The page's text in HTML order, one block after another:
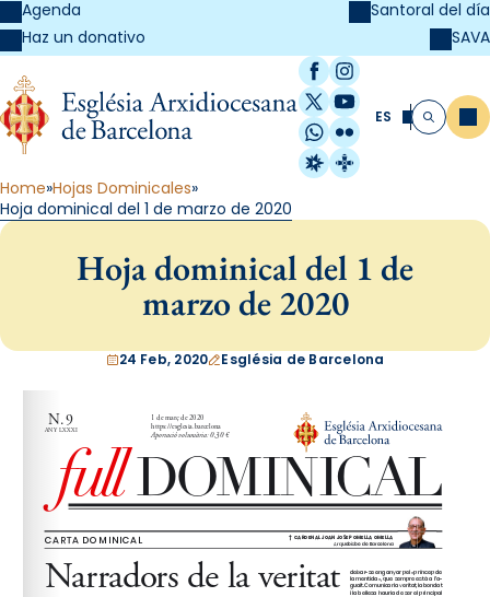
Agenda
Haz un donativo
Santoral del día
SAVA
Facebook
Instagram
X / Twitter
YouTube
WhatsApp
Flickr
Radio Estel
Catalunya
ES Buscar
Home Hojas Dominicales
Hoja dominical del 1 de marzo de 2020
Hoja dominical del 1 de
marzo de 2020
24 Feb, 2020 Església de Barcelona